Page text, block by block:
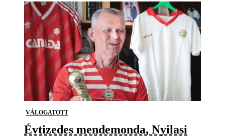
VÁLOGATOTT
Évtizedes mendemonda, Nyilasi